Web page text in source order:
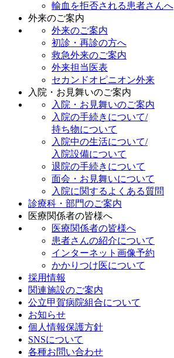
輸血を拒否される患者さんへ
外来のご案内
外来のご案内
初診・再診の方へ
救急外来のご案内
外来担当医表
セカンドオピニオン外来
入院・お見舞いのご案内
入院・お見舞いのご案内
入院の手続きについて/
持ち物について
入院中の生活について/
入院設備について
退院の手続きについて
面会・お見舞いについて
入院に関するよくある質問
診療科・部門のご案内
医療関係者の皆様へ
医療関係者の皆様へ
患者さんの紹介について
インターネット画像予約
かかりつけ医について
採用情報
関連施設のご案内
公立甲賀病院組合について
お知らせ
個人情報保護方針
SNSについて
各種お問い合わせ